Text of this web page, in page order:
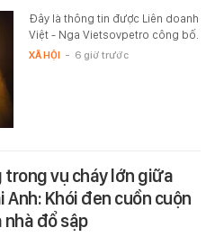
Đây là thông tin được Liên doanh
Việt - Nga Vietsovpetro công bố.
XÃ HỘI - 6 giờ trước
vụ cháy lớn giữa
Khói đen cuồn cuộn
đổ sập